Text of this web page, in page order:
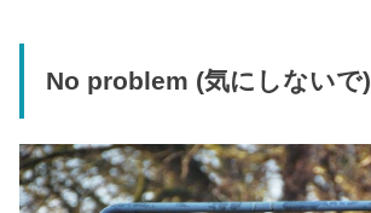
No problem (気にしないで)